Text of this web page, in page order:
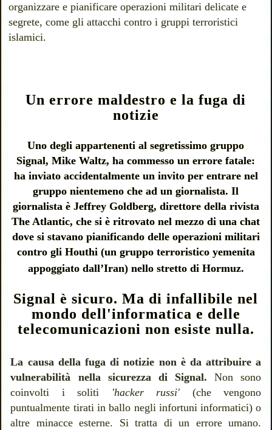
organizzare e pianificare operazioni militari delicate e
segrete, come gli attacchi contro i gruppi terroristici
islamici.
Un errore maldestro e la fuga di
notizie
Uno degli appartenenti al segretissimo gruppo
Signal, Mike Waltz, ha commesso un errore fatale:
ha inviato accidentalmente un invito per entrare nel
gruppo nientemeno che ad un giornalista. Il
giornalista è Jeffrey Goldberg, direttore della rivista
The Atlantic, che si è ritrovato nel mezzo di una chat
dove si stavano pianificando delle operazioni militari
contro gli Houthi (un gruppo terroristico yemenita
appoggiato dall’Iran) nello stretto di Hormuz.
Signal è sicuro. Ma di infallibile nel
mondo dell'informatica e delle
telecomunicazioni non esiste nulla.
La causa della fuga di notizie non è da attribuire a
vulnerabilità nella sicurezza di Signal. Non sono
coinvolti i soliti
'hacker russi' (che vengono
puntualmente tirati in ballo negli infortuni informatici) o
altre minacce esterne. Si tratta di un errore umano.